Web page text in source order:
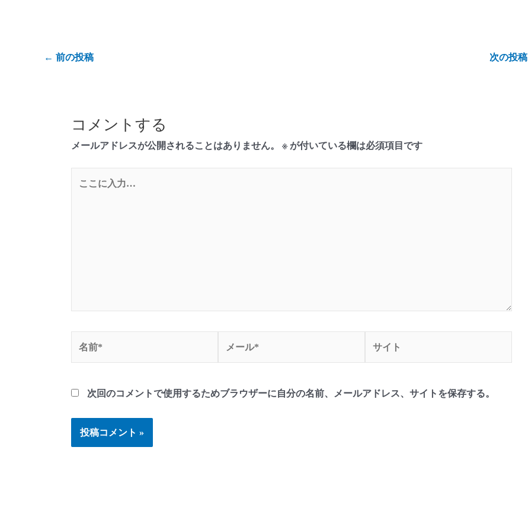
← 前の投稿 次の投稿
コメントする
メールアドレスが公開されることはありません。 ※ が付いている欄は必須項目です
次回のコメントで使用するためブラウザーに自分の名前、メールアドレス、サイトを保存する。